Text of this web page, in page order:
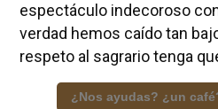
espectáculo indecoroso
verdad hemos caído tan
respeto al sagrario tenga
¿Nos ayudas? ¿un